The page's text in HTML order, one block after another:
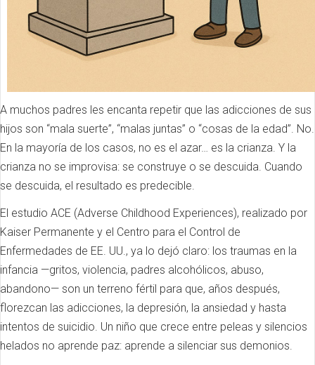
A muchos padres les encanta repetir que las adicciones de sus
hijos son “mala suerte”, “malas juntas” o “cosas de la edad”. No.
En la mayoría de los casos, no es el azar… es la crianza. Y la
crianza no se improvisa: se construye o se descuida. Cuando
se descuida, el resultado es predecible.
El estudio ACE (Adverse Childhood Experiences), realizado por
Kaiser Permanente y el Centro para el Control de
Enfermedades de EE. UU., ya lo dejó claro: los traumas en la
infancia —gritos, violencia, padres alcohólicos, abuso,
abandono— son un terreno fértil para que, años después,
florezcan las adicciones, la depresión, la ansiedad y hasta
intentos de suicidio. Un niño que crece entre peleas y silencios
helados no aprende paz: aprende a silenciar sus demonios.